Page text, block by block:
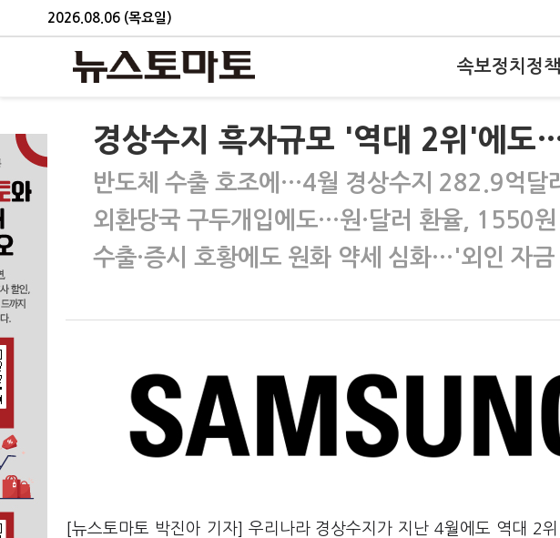
2026.08.06 (목요일)
속보정치 정책
경상수지 흑자규모 '역대 2위'에도
반도체 수출 호조에…4월 경상수지 282.9억달
외환당국 구두개입에도…원·달러 환율, 1550
수출·증시 호황에도 원화 약세 심화…'외인 자
[뉴스토마토 박진아 기자] 우리나라 경상수지가 지난 4월에도 역대 2